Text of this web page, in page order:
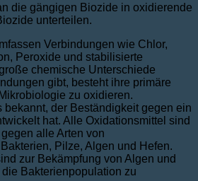
die gängigen Biozide in oxidierende
unterteilen.
Verbindungen wie Chlor,
Peroxide und stabilisierte
chemische Unterschiede
gibt, besteht ihre primäre
zu oxidieren.
bekannt, der Beständigkeit gegen ein
hat. Alle Oxidationsmittel sind
alle Arten von
Pilze, Algen und Hefen.
zur Bekämpfung von Algen und
Bakterienpopulation zu